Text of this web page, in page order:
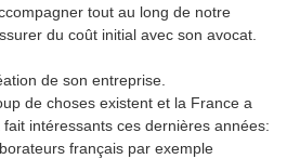
tout au long de notre
du coût initial avec son avocat.
de son entreprise.
de choses existent et la France a
intéressants ces dernières années:
français par exemple